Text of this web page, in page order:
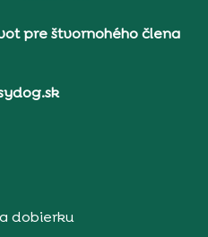
pre štvornohého člena
dobierku